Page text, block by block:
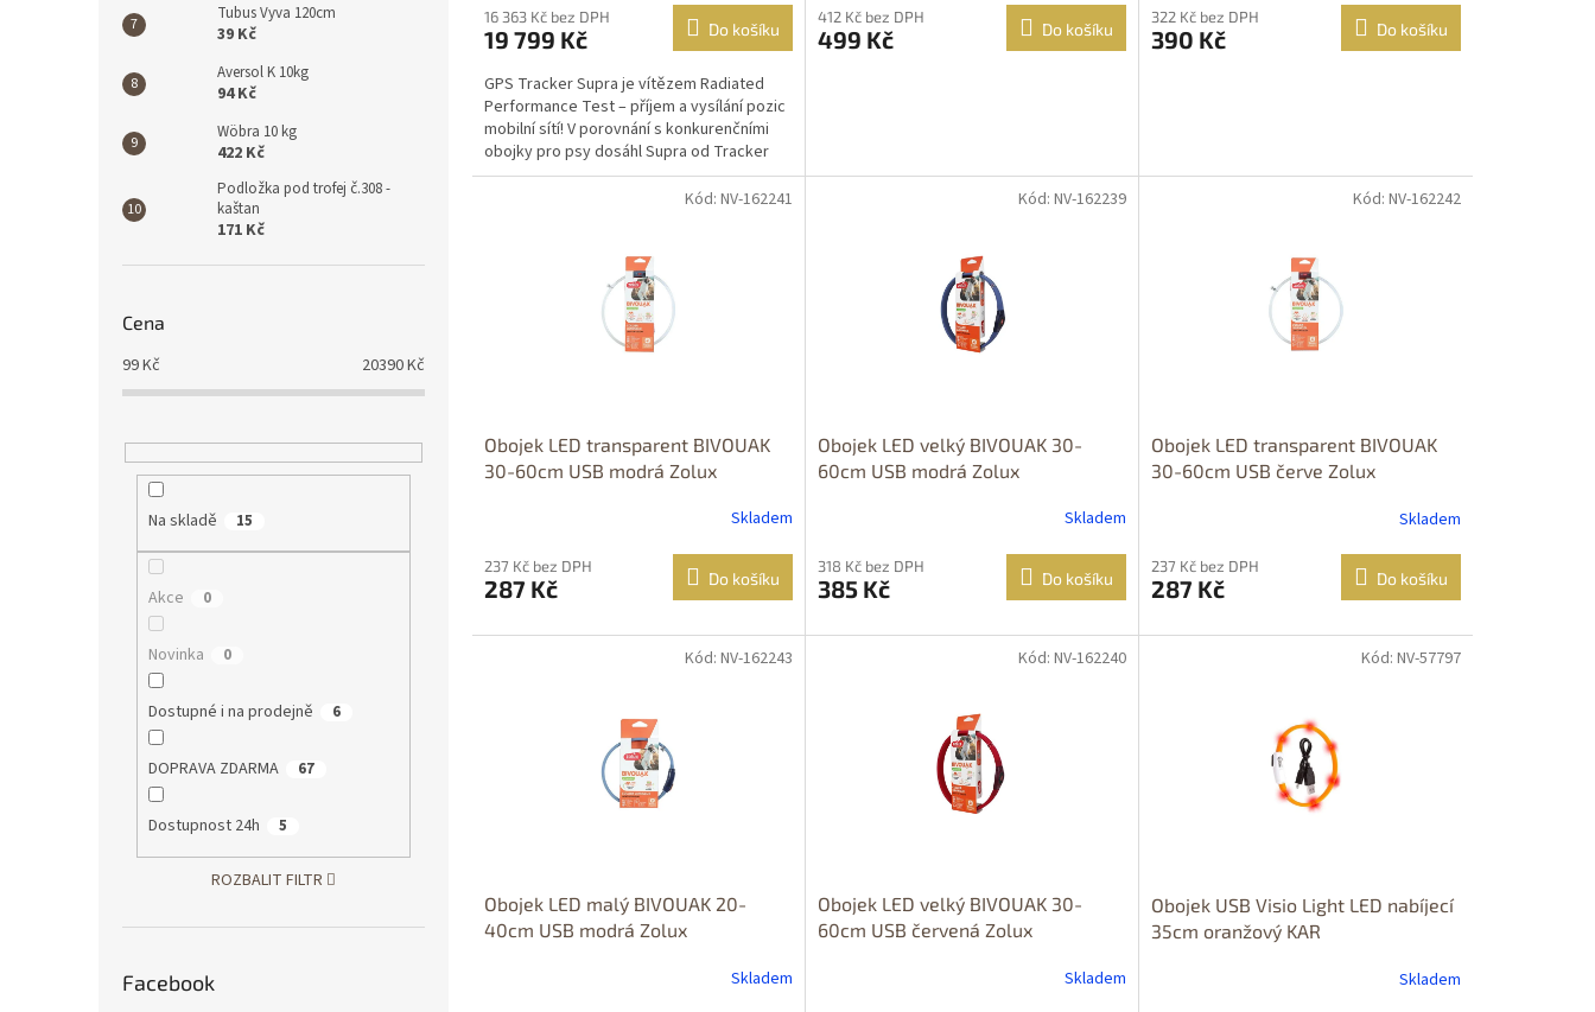
Tubus Vyva 120cm
39 Kč
Aversol K 10kg
94 Kč
Wöbra 10 kg
422 Kč
Podložka pod trofej č.308 -
kaštan
171 Kč
Cena
99Kč 20390Kč
Na skladě 15
Akce 0
Novinka 0
Dostupné i na prodejně 6
DOPRAVA ZDARMA 67
Dostupnost 24h 5
ROZBALIT FILTR
Facebook
16 363 Kč bez DPH
19 799 Kč Do košíku
GPS Tracker Supra je vítězem Radiated
Performance Test – příjem a vysílání pozic
mobilní sítí! V porovnání s konkurenčními
obojky pro psy dosáhl Supra od Tracker
2,4...
412 Kč bez DPH
499 Kč Do košíku
322 Kč bez DPH
390 Kč Do košíku
Obojek LED transparent BIVOUAK
30-60cm USB modrá Zolux
Skladem
237 Kč bez DPH
287 Kč Do košíku
Kód: NV-162241
Obojek LED velký BIVOUAK 30-
60cm USB modrá Zolux
Skladem
318 Kč bez DPH
385 Kč Do košíku
Kód: NV-162239
Obojek LED transparent BIVOUAK
30-60cm USB červe Zolux
Skladem
237 Kč bez DPH
287 Kč Do košíku
Kód: NV-162242
Obojek LED malý BIVOUAK 20-
40cm USB modrá Zolux
Skladem
Kód: NV-162243
Obojek LED velký BIVOUAK 30-
60cm USB červená Zolux
Skladem
Kód: NV-162240
Obojek USB Visio Light LED nabíjecí
35cm oranžový KAR
Skladem
Kód: NV-57797